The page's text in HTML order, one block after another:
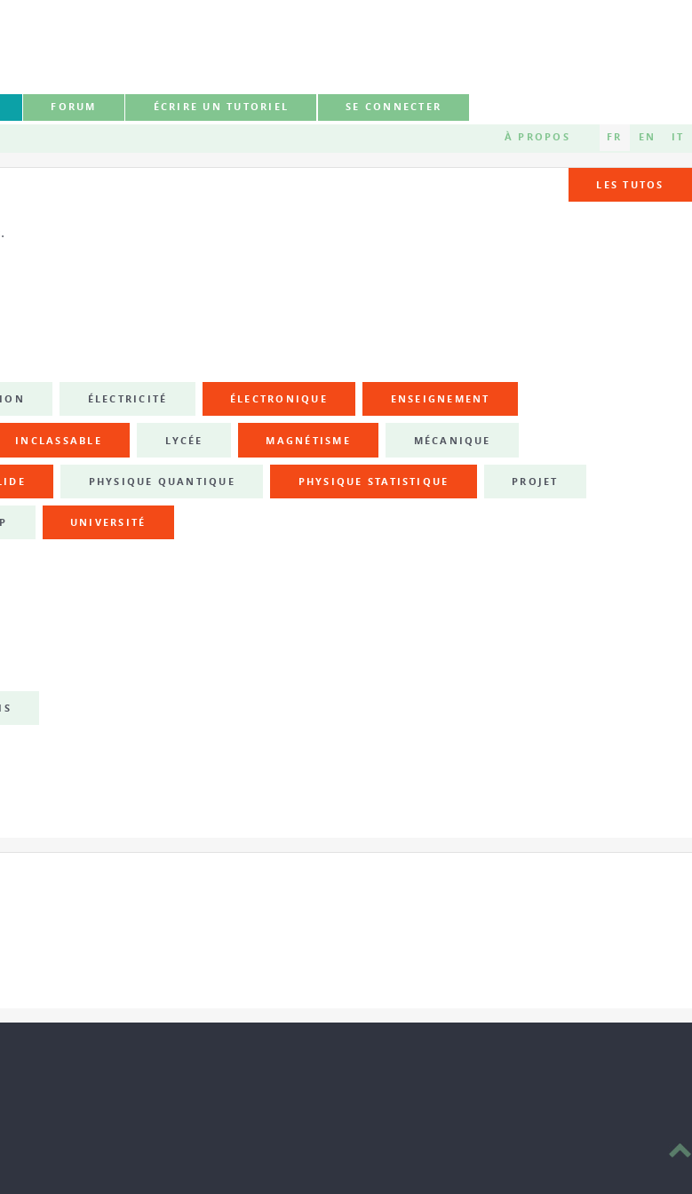
FORUM ÉCRIRE UN TUTORIEL SE CONNECTER
À PROPOS FR EN IT
LES TUTOS
ÉLECTRICITÉ ÉLECTRONIQUE ENSEIGNEMENT
INCLASSABLE LYCÉE MAGNÉTISME MÉCANIQUE
PHYSIQUE QUANTIQUE PHYSIQUE STATISTIQUE PROJET
UNIVERSITÉ